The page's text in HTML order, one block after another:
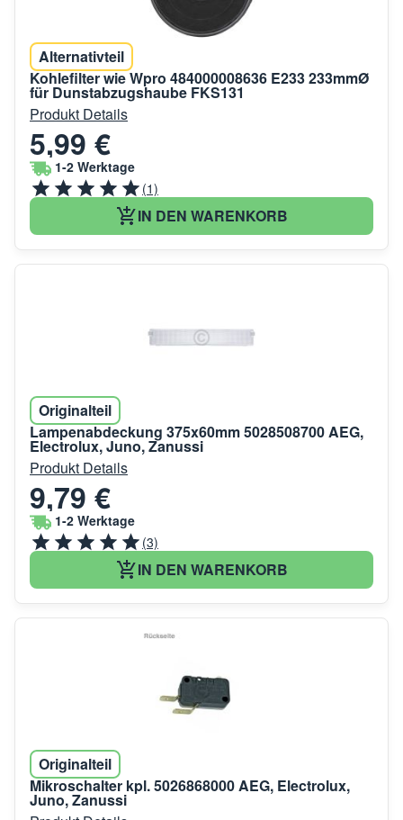
Alternativteil
Kohlefilter wie Wpro 484000008636 E233 233mmØ
für Dunstabzugshaube FKS131
Produkt Details
5,99 €
1-2 Werktage
(1)
IN DEN WARENKORB
Originalteil
Lampenabdeckung 375x60mm 5028508700 AEG,
Electrolux, Juno, Zanussi
Produkt Details
9,79 €
1-2 Werktage
(3)
IN DEN WARENKORB
Originalteil
Mikroschalter kpl. 5026868000 AEG, Electrolux,
Juno, Zanussi